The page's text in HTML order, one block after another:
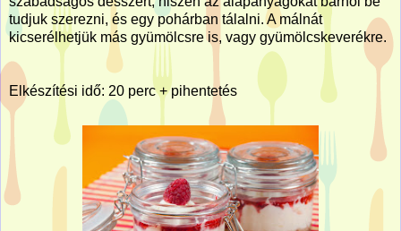
tudjuk szerezni, és egy pohárban tálalni. A málnát
kicserélhetjük más gyümölcsre is, vagy gyümölcskeverékre.
Elkészítési idő: 20 perc + pihentetés